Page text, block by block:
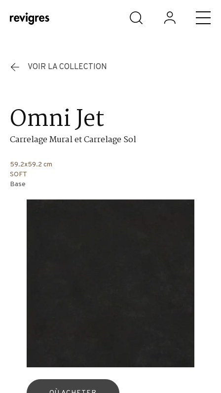
Aller au contenu principal
VOIR LA COLLECTION
Omni Jet
Carrelage Mural et Carrelage Sol
59.2x59.2 cm
SOFT
Base